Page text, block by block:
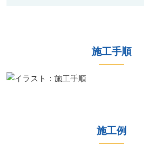
施工手順​​​
施工例​